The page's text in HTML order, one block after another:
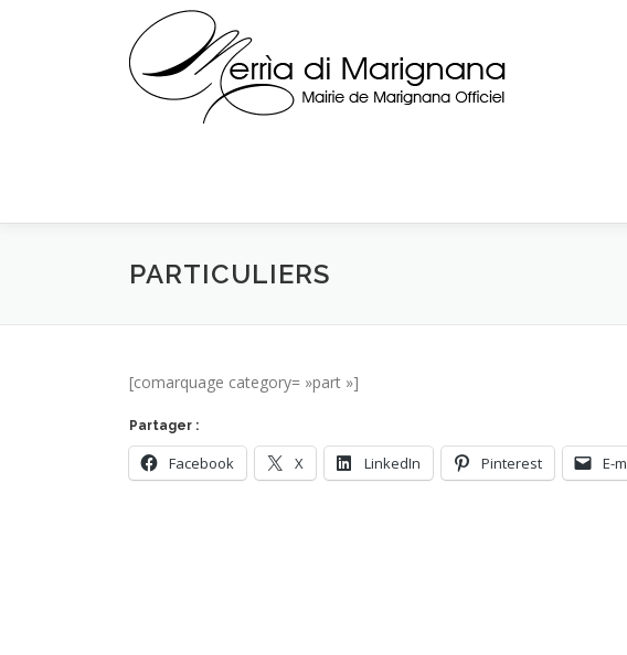
PARTICULIERS
[comarquage category= »part »]
Partager :
Facebook X LinkedIn Pinterest E-